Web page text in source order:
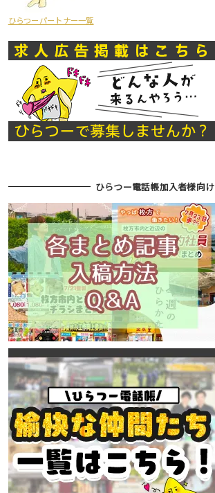
ひらつーパートナー一覧
ひらつー電話帳加入者様向け